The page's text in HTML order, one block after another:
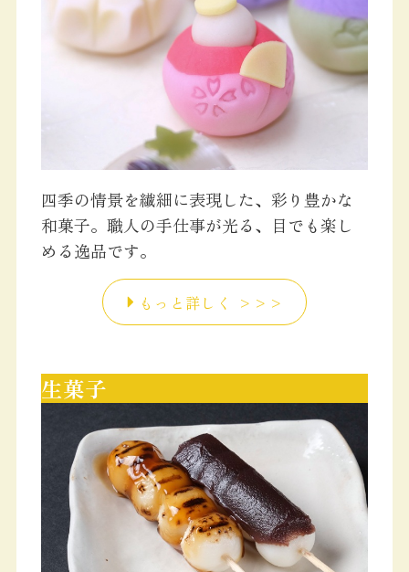
四季の情景を繊細に表現した、彩り豊かな
和菓子。職人の手仕事が光る、目でも楽し
める逸品です。
もっと詳しく >>>
生菓子